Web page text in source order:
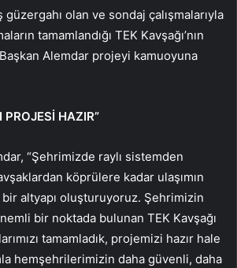
güzergahı olan ve sondaj çalışmalarıyla
tamamlandığı TEK Kavşağı’nın
Alemdar projeyi kamuoyuna
PROJESİ HAZIR”
“Şehrimizde raylı sistemden
köprülere kadar ulaşımın
bir altyapı oluşturuyoruz. Şehrimizin
bir noktada bulunan TEK Kavşağı
tamamladık, projemizi hazır hale
hemşehrilerimizin daha güvenli, daha